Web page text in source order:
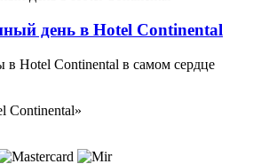
день в Hotel Continental
в Hotel Continental в самом сердце
Continental»